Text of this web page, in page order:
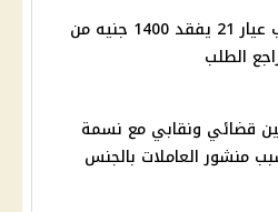
سعر الذهب عيار 21 يفقد 1400 جنيه من
الطلب
قضائي ونقابي مع نسمة
منشور العاملات بالجنس